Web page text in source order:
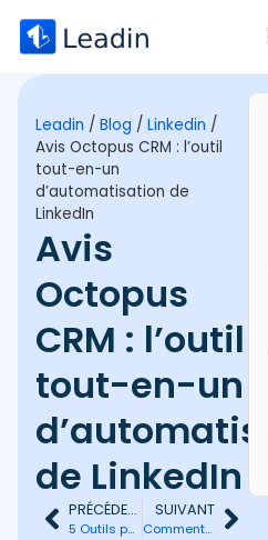
Leadin / Blog / Linkedin /
Avis Octopus CRM : l’outil
tout-en-un
d’automatisation de
LinkedIn
Avis
Octopus
CRM : l’outil
tout-en-un
de LinkedIn
PRÉCÉDENT
5 Outils pour trouver n’importe quelle adresse email
SUIVANT
Comment automatiser votre marketing avec Phantombuster ? Notre test complet de l’outil